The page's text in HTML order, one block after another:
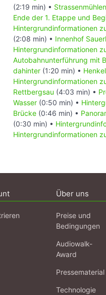
(2:19 min) •
Ende der 1. Etappe und
Hintergrundinformationen
(2:08 min) • Innenhof
Hintergrundinformationen
Autobahnunterführung mit
dahinter (1:20 min) •
Hintergrundinformationen
Rettbergsau (4:03 min) •
Wasser (0:50 min) •
Brücke (0:46 min) •
(0:30 min) •
Hintergrundinformationen
Über uns
Preise und
Bedingungen
Audiowalk-
Award
Pressematerial
Technologie